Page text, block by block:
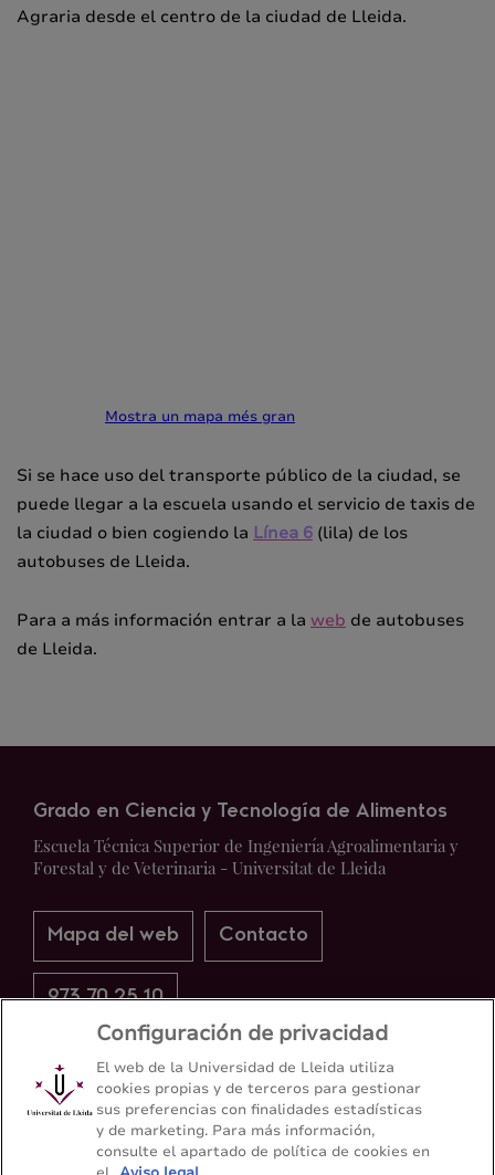
Agraria desde el centro de la ciudad de Lleida.
Mostra un mapa més gran
Si se hace uso del transporte público de la ciudad, se
puede llegar a la escuela usando el servicio de taxis de
la ciudad o bien cogiendo la Línea 6 (lila) de los
autobuses de Lleida.
Para a más información entrar a la web de autobuses
de Lleida.
Grado en Ciencia y Tecnología de Alimentos
Escuela Técnica Superior de Ingeniería Agroalimentaria y
Forestal y de Veterinaria - Universitat de Lleida
Mapa del web Contacto
973 70 25 10
Configuración de privacidad
El web de la Universidad de Lleida utiliza
cookies propias y de terceros para gestionar
sus preferencias con finalidades estadísticas
y de marketing. Para más información,
consulte el apartado de política de cookies en